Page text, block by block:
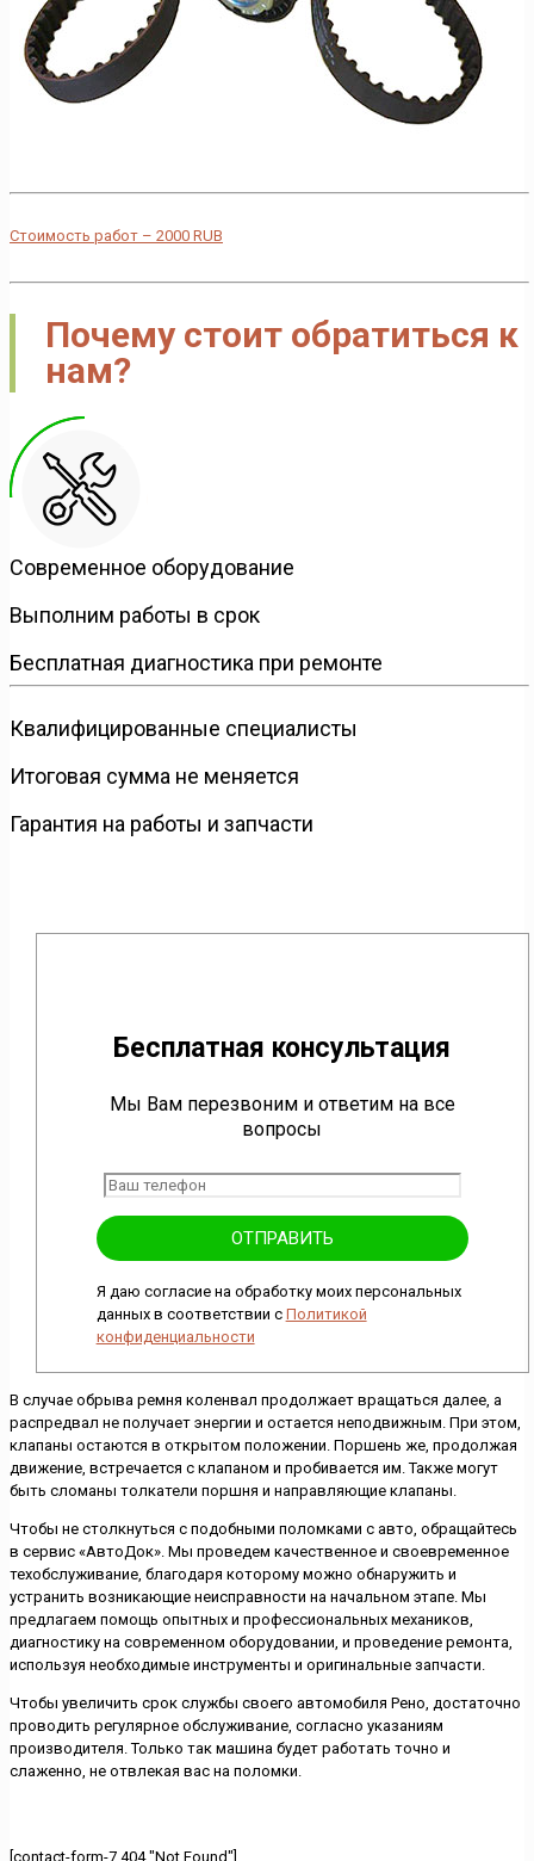
Стоимость работ – 2000 RUB
Почему стоит обратиться к
нам?
Современное оборудование
Выполним работы в срок
Бесплатная диагностика при ремонте
Квалифицированные специалисты
Итоговая сумма не меняется
Гарантия на работы и запчасти
Бесплатная консультация
Мы Вам перезвоним и ответим на все
вопросы
Я даю согласие на обработку моих персональных
данных в соответствии с Политикой
конфиденциальности
В случае обрыва ремня коленвал продолжает вращаться далее, а
распредвал не получает энергии и остается неподвижным. При этом,
клапаны остаются в открытом положении. Поршень же, продолжая
движение, встречается с клапаном и пробивается им. Также могут
быть сломаны толкатели поршня и направляющие клапаны.
Чтобы не столкнуться с подобными поломками с авто, обращайтесь
в сервис «АвтоДок». Мы проведем качественное и своевременное
техобслуживание, благодаря которому можно обнаружить и
устранить возникающие неисправности на начальном этапе. Мы
предлагаем помощь опытных и профессиональных механиков,
диагностику на современном оборудовании, и проведение ремонта,
используя необходимые инструменты и оригинальные запчасти.
Чтобы увеличить срок службы своего автомобиля Рено, достаточно
проводить регулярное обслуживание, согласно указаниям
производителя. Только так машина будет работать точно и
слаженно, не отвлекая вас на поломки.
[contact-form-7 404 "Not Found"]